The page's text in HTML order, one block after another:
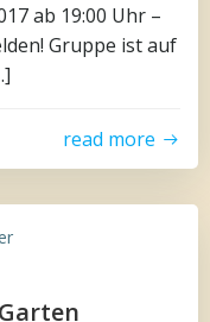
ab 19:00 Uhr –
Gruppe ist auf
read more